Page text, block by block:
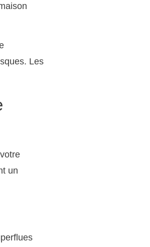
Les
un